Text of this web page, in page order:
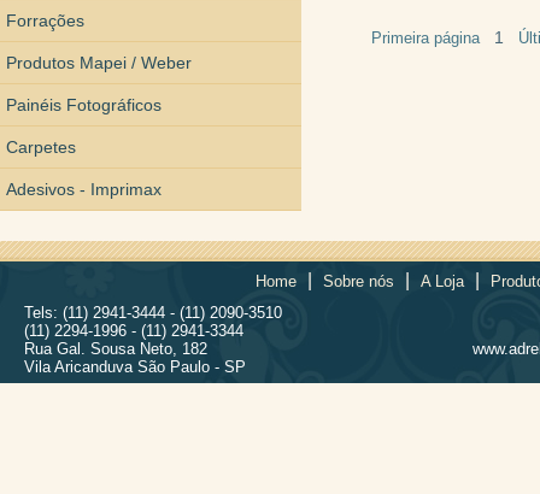
Forrações
Produtos Mapei / Weber
Painéis Fotográficos
Carpetes
Adesivos - Imprimax
Primeira página 1
Home Sobre nós A Loja
Tels: (11) 2941-3444 - (11) 2090-3510
(11) 2294-1996 - (11) 2941-3344
Rua Gal. Sousa Neto, 182
Vila Aricanduva São Paulo - SP